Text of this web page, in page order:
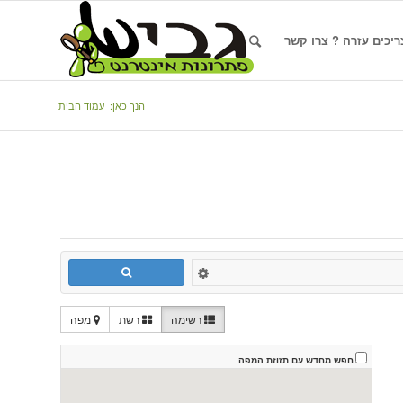
עזרה ? צרו קשר
הנך כאן: עמוד הבית
רשימה רשת מפה
חפש מחדש עם תזוזת המפה